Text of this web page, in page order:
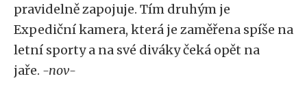
pravidelně zapojuje. Tím druhým je
Expediční kamera, která je zaměřena spíše na
letní sporty a na své diváky čeká opět na
jaře. -nov-